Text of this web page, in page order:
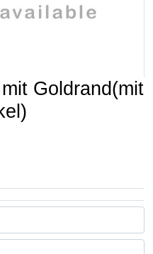
Goldrand(mit